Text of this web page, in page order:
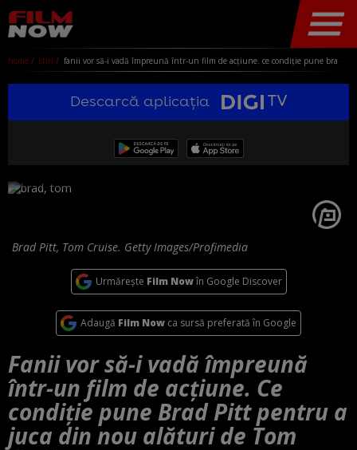
home stiri fanii vor să-i vadă împreună într-un film de acțiune. ce condiție pune brad pitt pentru a juca din nou alături de tom cruise
Descarcă aplicația
Brad Pitt, Tom Cruise. Getty Images/Profimedia
Urmărește Film Nowîn Google Discover
Adaugă Film Now ca sursă preferată în Google
Fanii vor să-i vadă împreună
într-un film de acțiune. Ce
condiție pune Brad Pitt pentru a
juca din nou alături de Tom